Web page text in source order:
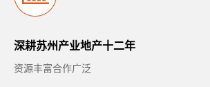
深耕苏州产业地产十二年
资源丰富合作广泛